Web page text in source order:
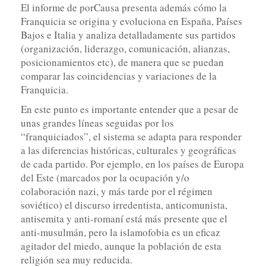
El informe de porCausa presenta además cómo la
Franquicia se origina y evoluciona en España, Países
Bajos e Italia y analiza detalladamente sus partidos
(organización, liderazgo, comunicación, alianzas,
posicionamientos etc), de manera que se puedan
comparar las coincidencias y variaciones de la
Franquicia.
En este punto es importante entender que a pesar de
unas grandes líneas seguidas por los
“franquiciados”, el sistema se adapta para responder
a las diferencias históricas, culturales y geográficas
de cada partido. Por ejemplo, en los países de Europa
del Este (marcados por la ocupación y/o
colaboración nazi, y más tarde por el régimen
soviético) el discurso irredentista, anticomunista,
antisemita y anti-romaní está más presente que el
anti-musulmán, pero la islamofobia es un eficaz
agitador del miedo, aunque la población de esta
religión sea muy reducida.